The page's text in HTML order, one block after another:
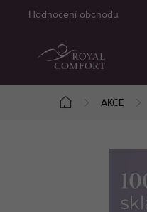
Hodnocení obchodu
Domů
AKCE